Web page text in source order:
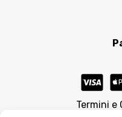
Termini e